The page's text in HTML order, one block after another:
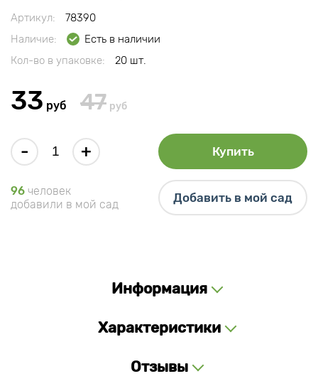
Артикул:
78390
Наличие:
Есть в наличии
Кол-во в упаковке:
20 шт.
33 руб 47 руб
- + Купить
96 человек
добавили в мой сад
Добавить в мой сад
Информация
Характеристики
Отзывы